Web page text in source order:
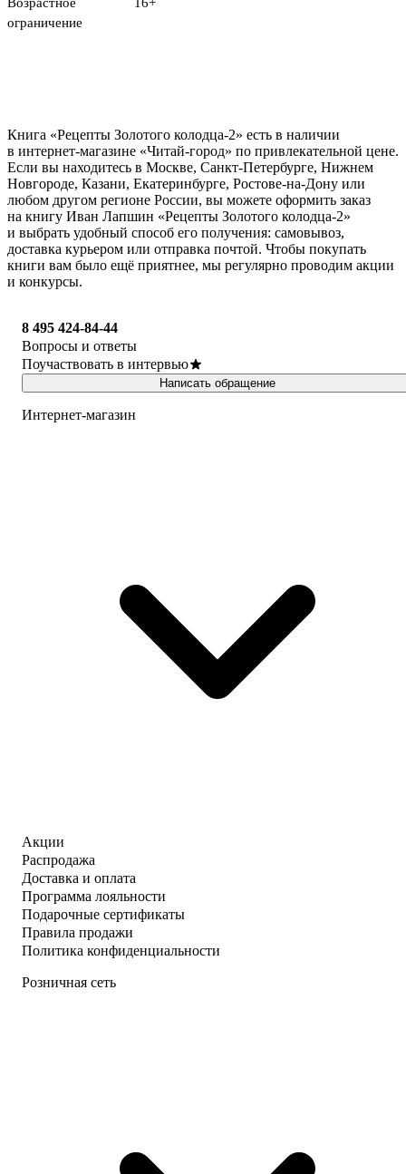
Возрастное
ограничение
16+
Книга «Рецепты Золотого колодца-2» есть в наличии
в интернет-магазине «Читай-город» по привлекательной цене.
Если вы находитесь в Москве, Санкт-Петербурге, Нижнем
Новгороде, Казани, Екатеринбурге, Ростове-на-Дону или
любом другом регионе России, вы можете оформить заказ
на книгу Иван Лапшин «Рецепты Золотого колодца-2»
и выбрать удобный способ его получения: самовывоз,
доставка курьером или отправка почтой. Чтобы покупать
книги вам было ещё приятнее, мы регулярно проводим акции
и конкурсы.
8 495 424-84-44
Вопросы и ответы
Поучаствовать в интервью
Написать обращение
Интернет-магазин
Акции
Распродажа
Доставка и оплата
Программа лояльности
Подарочные сертификаты
Правила продажи
Политика конфиденциальности
Розничная сеть